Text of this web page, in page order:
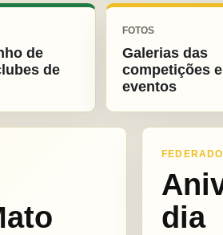
de
de
FOTOS
Galerias das
competições e
eventos
dia